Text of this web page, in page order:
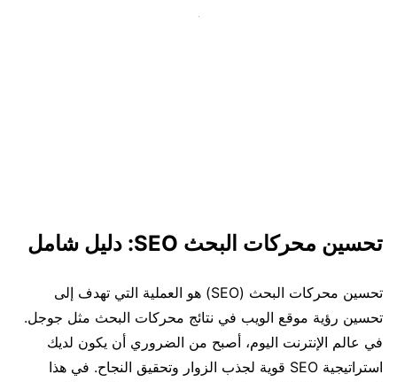
تحسين محركات البحث SEO: دليل شامل
تحسين محركات البحث (SEO) هو العملية التي تهدف إلى
تحسين رؤية موقع الويب في نتائج محركات البحث مثل جوجل.
في عالم الإنترنت اليوم، أصبح من الضروري أن يكون لديك
استراتيجية SEO قوية لجذب الزوار وتحقيق النجاح. في هذا